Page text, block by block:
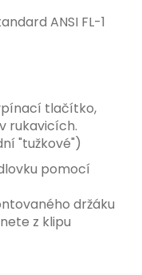
ANSI FL-1
tlačítko,
rukavicích.
"tužkové")
pomocí
držáku
z klipu